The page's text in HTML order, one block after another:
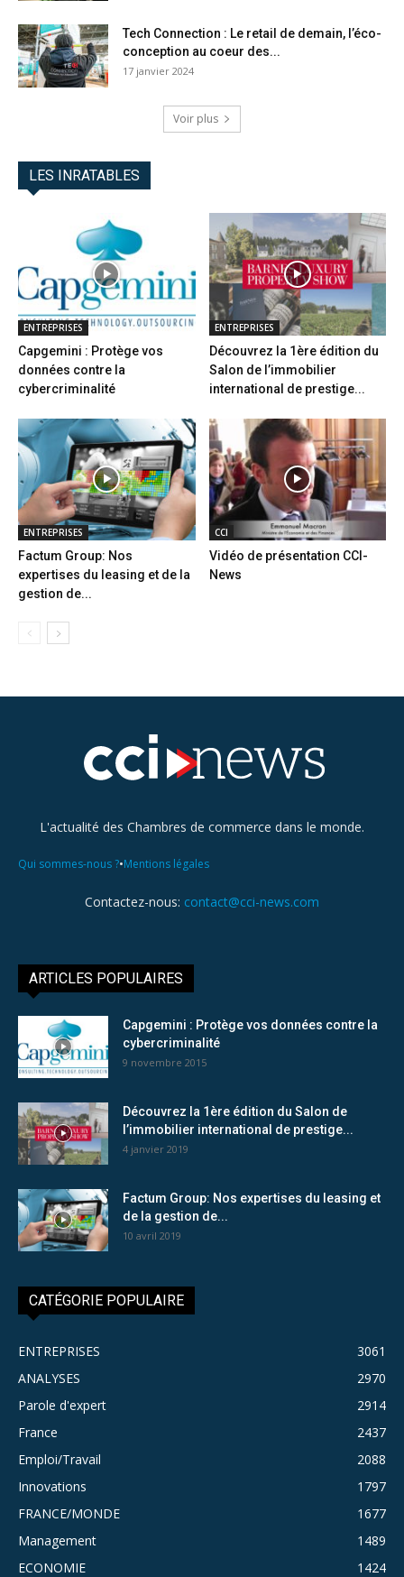
Tech Connection : Le retail de demain, l’éco-
conception au coeur des...
17 janvier 2024
Voir plus
LES INRATABLES
ENTREPRISES
Capgemini : Protège vos
données contre la
cybercriminalité
ENTREPRISES
Découvrez la 1ère édition du
Salon de l’immobilier
international de prestige...
ENTREPRISES
Factum Group: Nos
expertises du leasing et de la
gestion de...
CCI
Vidéo de présentation CCI-
News
L'actualité des Chambres de commerce dans le monde.
Qui sommes-nous ?•Mentions légales
Contactez-nous: contact@cci-news.com
ARTICLES POPULAIRES
Capgemini : Protège vos données contre la
cybercriminalité
9 novembre 2015
Découvrez la 1ère édition du Salon de
l’immobilier international de prestige...
4 janvier 2019
Factum Group: Nos expertises du leasing et
de la gestion de...
10 avril 2019
CATÉGORIE POPULAIRE
ENTREPRISES
3061
ANALYSES
2970
Parole d'expert
2914
France
2437
Emploi/Travail
2088
Innovations
1797
FRANCE/MONDE
1677
Management
1489
ECONOMIE
1424